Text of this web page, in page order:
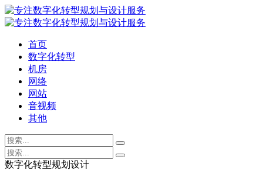
首页
数字化转型
机房
网络
网站
音视频
其他
数字化转型规划设计